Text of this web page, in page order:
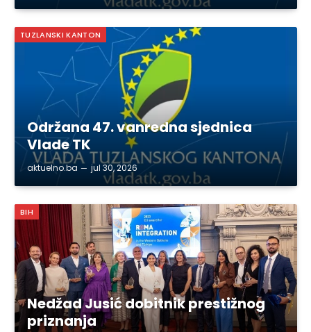
TUZLANSKI KANTON
Održana 47. vanredna sjednica
Vlade TK
aktuelno.ba jul 30, 2026
BIH
Nedžad Jusić dobitnik prestižnog
priznanja